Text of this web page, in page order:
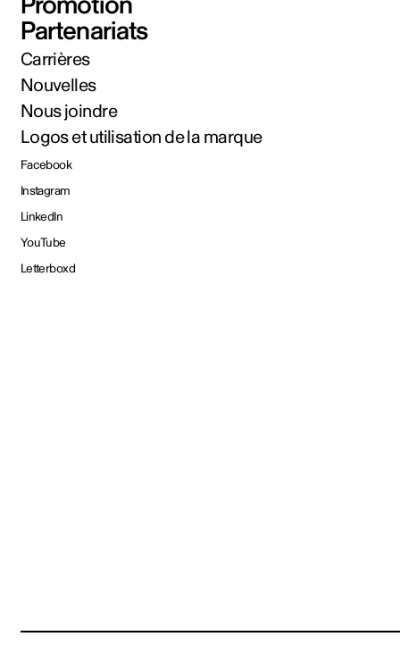
Partenariats
Carrières
Nouvelles
Nous joindre
Logos et utilisation de la marque
Facebook
Instagram
LinkedIn
YouTube
Letterboxd